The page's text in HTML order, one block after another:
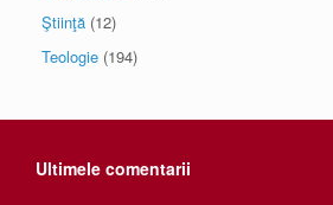
Ştiinţă (12)
Teologie (194)
Ultimele comentarii